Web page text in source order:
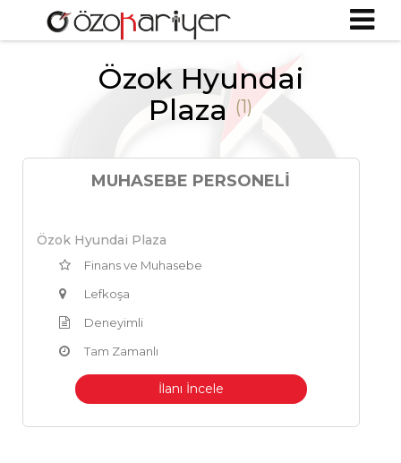
Özok Hyundai
Plaza (1)
MUHASEBE PERSONELİ
Özok Hyundai Plaza
Finans ve Muhasebe
Lefkoşa
Deneyimli
Tam Zamanlı
İlanı İncele